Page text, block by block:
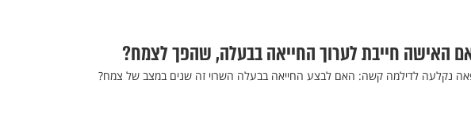
האישה חייבת לערוך החייאה בבעלה, שהפך לצמח?
נקלעה לדילמה קשה: האם לבצע החייאה בבעלה השרוי זה שנים במצב של צמח?